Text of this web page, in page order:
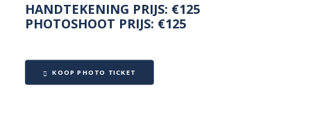
HANDTEKENING PRIJS: €125
PHOTOSHOOT PRIJS: €125
KOOP PHOTO TICKET